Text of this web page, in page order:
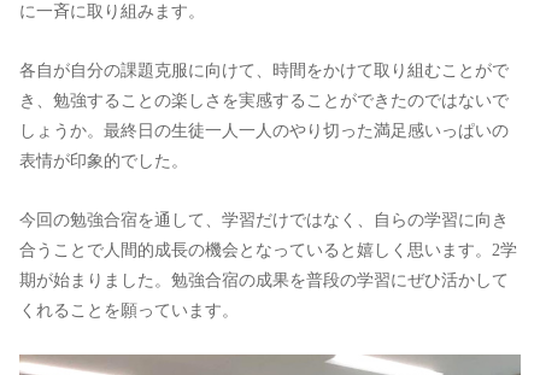
に一斉に取り組みます。
各自が自分の課題克服に向けて、時間をかけて取り組むことがで
き、勉強することの楽しさを実感することができたのではないで
しょうか。最終日の生徒一人一人のやり切った満足感いっぱいの
表情が印象的でした。
今回の勉強合宿を通して、学習だけではなく、自らの学習に向き
合うことで人間的成長の機会となっていると嬉しく思います。2学
期が始まりました。勉強合宿の成果を普段の学習にぜひ活かして
くれることを願っています。